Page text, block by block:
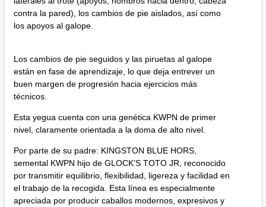
contra la pared), los cambios de pie aislados, así como
los apoyos al galope.
Los cambios de pie seguidos y las piruetas al galope
están en fase de aprendizaje, lo que deja entrever un
buen margen de progresión hacia ejercicios más
técnicos.
Esta yegua cuenta con una genética KWPN de primer
nivel, claramente orientada a la doma de alto nivel.
Por parte de su padre: KINGSTON BLUE HORS,
semental KWPN hijo de GLOCK’S TOTO JR, reconocido
por transmitir equilibrio, flexibilidad, ligereza y facilidad en
el trabajo de la recogida. Esta línea es especialmente
apreciada por producir caballos modernos, expresivos y